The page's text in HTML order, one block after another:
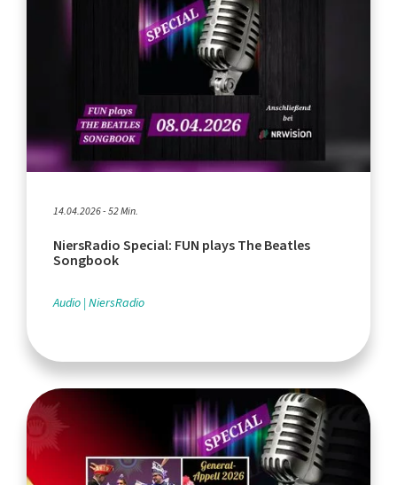
14.04.2026 - 52 Min.
NiersRadio Special: FUN plays The Beatles
Songbook
Audio NiersRadio